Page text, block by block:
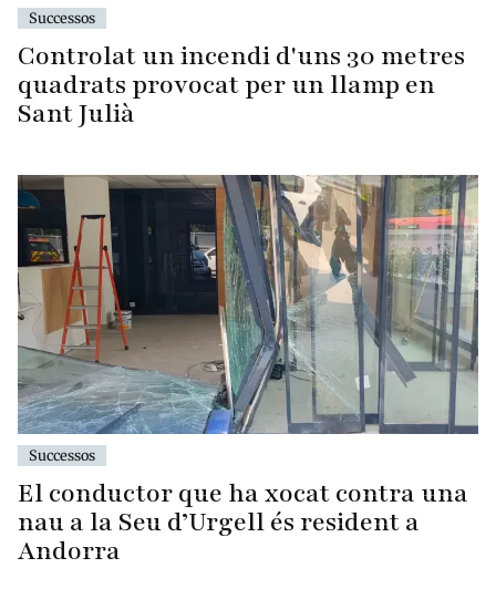
Successos
Controlat un incendi d'uns 30 metres
quadrats provocat per un llamp en
Sant Julià
Successos
El conductor que ha xocat contra una
nau a la Seu d’Urgell és resident a
Andorra